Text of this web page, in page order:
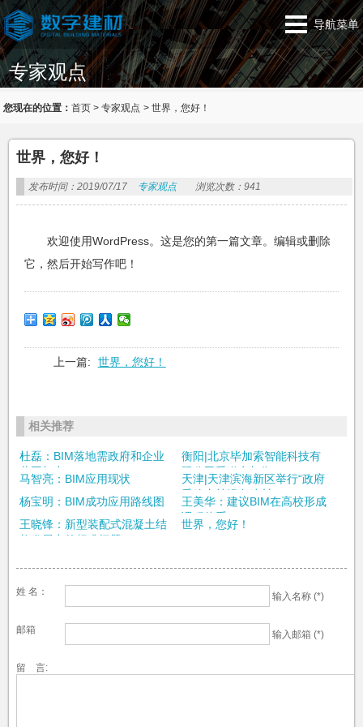
导航菜单
专家观点
您现在的位置：首页 >专家观点 >世界，您好！
世界，您好！
发布时间：2019/07/17 专家观点 浏览次数：941
欢迎使用WordPress。这是您的第一篇文章。编辑或删除
它，然后开始写作吧！
上一篇: 世界，您好！
相关推荐
杜磊：BIM落地需政府和企业
共同加力
衡阳|北京毕加索智能科技有
限公司受邀参加衡...
马智亮：BIM应用现状
天津|天津滨海新区举行“政府
采购支持绿色建材...
杨宝明：BIM成功应用路线图
王美华：建议BIM在高校形成
课程体系
王晓锋：新型装配式混凝土结
构发展中的标准问题
世界，您好！
姓 名： 输入名称 (*)
邮箱 输入邮箱 (*)
留 言: